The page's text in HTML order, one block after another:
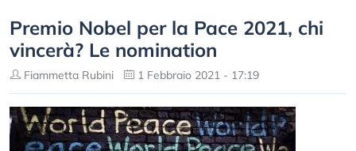
Premio Nobel per la Pace 2021, chi
vincerà? Le nomination
Fiammetta Rubini 1 Febbraio 2021 - 17:19